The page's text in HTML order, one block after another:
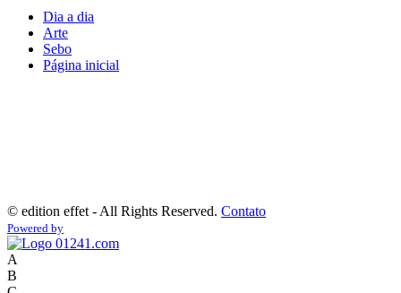
Dia a dia
Arte
Sebo
Página inicial
© edition effet - All Rights Reserved. Contato
Powered by
A
B